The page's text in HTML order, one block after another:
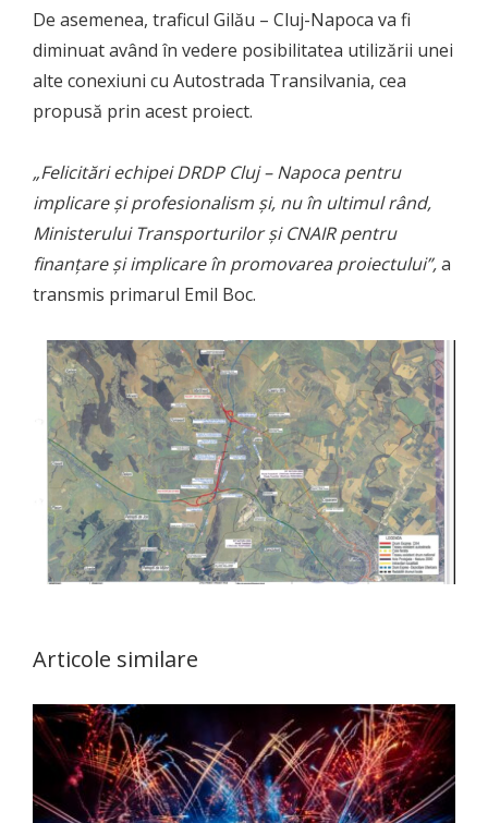
De asemenea, traficul Gilău – Cluj-Napoca va fi
diminuat având în vedere posibilitatea utilizării unei
alte conexiuni cu Autostrada Transilvania, cea
propusă prin acest proiect.
„Felicitări echipei DRDP Cluj – Napoca pentru
implicare și profesionalism și, nu în ultimul rând,
Ministerului Transporturilor și CNAIR pentru
finanțare și implicare în promovarea proiectului”,a
transmis primarul Emil Boc.
Articole similare